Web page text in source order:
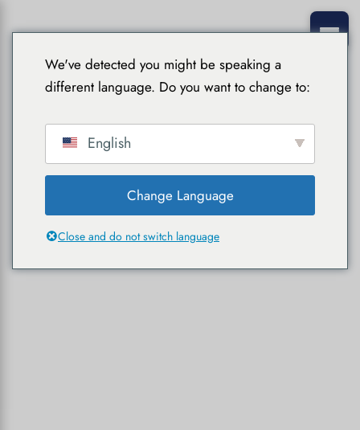
We've detected you might be speaking a
different language. Do you want to change to:
English
Change Language
Close and do not switch language